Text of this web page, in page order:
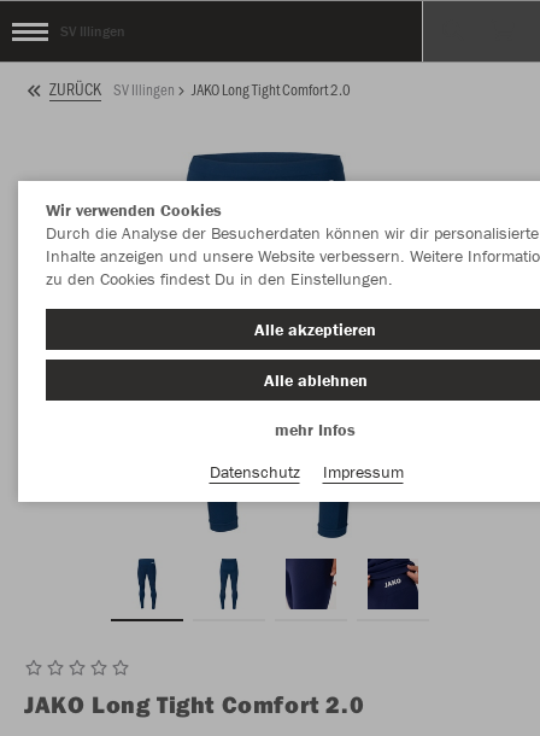
SV Illingen
ZURÜCK SV Illingen JAKO Long Tight Comfort 2.0
JAKO Long Tight Comfort 2.0
Wir verwenden Cookies
Durch die Analyse der Besucherdaten können wir dir personalisierte
Inhalte anzeigen und unsere Website verbessern. Weitere
zu den Cookies findest Du in den Einstellungen.
Alle akzeptieren
Alle ablehnen
mehr Infos
Datenschutz
Impressum